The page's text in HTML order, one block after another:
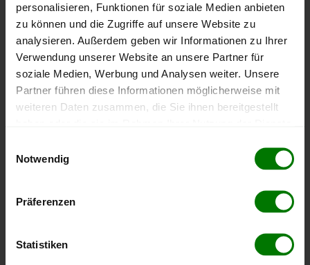
personalisieren, Funktionen für soziale Medien anbieten
zu können und die Zugriffe auf unsere Website zu
analysieren. Außerdem geben wir Informationen zu Ihrer
Verwendung unserer Website an unsere Partner für
soziale Medien, Werbung und Analysen weiter. Unsere
Partner führen diese Informationen möglicherweise mit
weiteren Daten zusammen, die Sie ihnen bereitgestellt
Notwendig
Präferenzen
Statistiken
Eckhardt GmbH
4,94 von 5
1.062 Bewertungen